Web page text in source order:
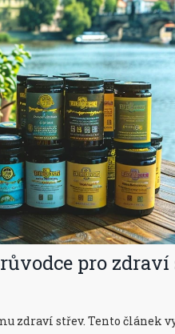
pro zdraví
zdraví střev. Tento článek